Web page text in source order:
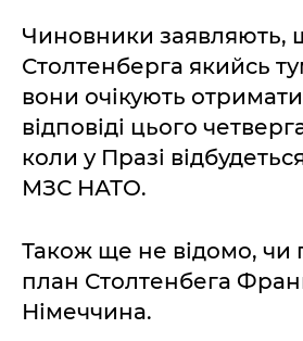
Чиновники заявляють,
Столтенберга якийсь
вони очікують отримати
відповіді цього
коли у Празі
МЗС НАТО.
Також ще не відомо, чи
план Столтенбега
Німеччина.